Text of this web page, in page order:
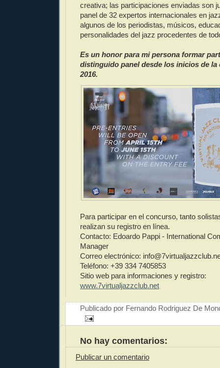
creativa; las participaciones enviadas son
panel de 32 expertos internacionales en
algunos de los periodistas, músicos,
personalidades del jazz procedentes de
Es un honor para mi persona formar
distinguido panel desde los inicios de la
2016.
Para participar en el concurso, tanto
realizan su registro en línea.
Contacto: Edoardo Pappi - International
Manager
Correo electrónico:
Teléfono: +39 334 7405853
Sitio web para informaciones y registro:
www.7virtualjazzclub.net
Publicado por Fernando Rodriguez De
No hay comentarios:
Publicar un comentario